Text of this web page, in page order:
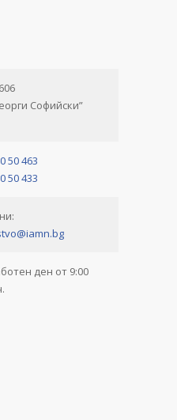
Софийски”
50 463
50 433
ден от 9:00